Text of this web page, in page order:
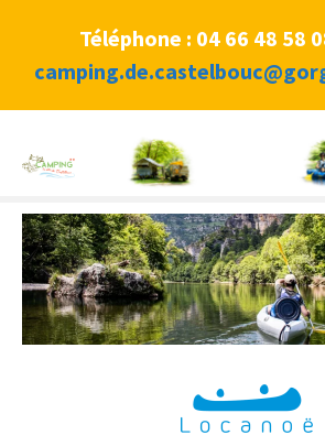
Téléphone : 04 66 48 58